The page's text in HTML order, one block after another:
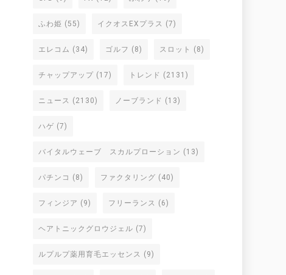
ふわ姫 (55) イクオスEXプラス (7)
エレコム (34) ゴルフ (8) スロット (8)
チャップアップ (17) トレンド (2131)
ニュース (2130) ノーブランド (13)
ハゲ (7)
バイタルウェーブ スカルプローション (13)
パチンコ (8) ファクタリング (40)
フィンジア (9) フリーランス (6)
ヘアトニックグロウジェル (7)
ルプルプ薬用育毛エッセンス (9)